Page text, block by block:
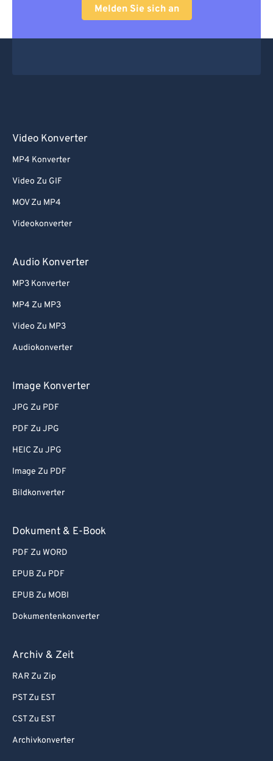
Melden Sie sich an
Video Konverter
MP4 Konverter
Video Zu GIF
MOV Zu MP4
Videokonverter
Audio Konverter
MP3 Konverter
MP4 Zu MP3
Video Zu MP3
Audiokonverter
Image Konverter
JPG Zu PDF
PDF Zu JPG
HEIC Zu JPG
Image Zu PDF
Bildkonverter
Dokument & E-Book
PDF Zu WORD
EPUB Zu PDF
EPUB Zu MOBI
Dokumentenkonverter
Archiv & Zeit
RAR Zu Zip
PST Zu EST
CST Zu EST
Archivkonverter